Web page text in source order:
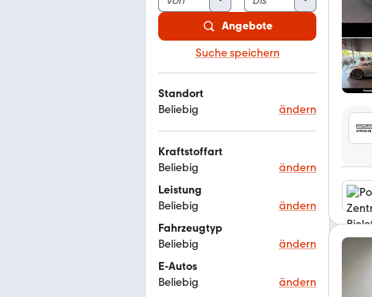
Angebote
Suche speichern
Standort
Beliebig
ändern
Kraftstoffart
Beliebig
ändern
Leistung
Beliebig
ändern
Fahrzeugtyp
Beliebig
ändern
E-Autos
Beliebig
ändern